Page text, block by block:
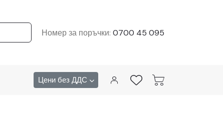
Номер за поръчки: 0700 45 095
Цени без ДДС